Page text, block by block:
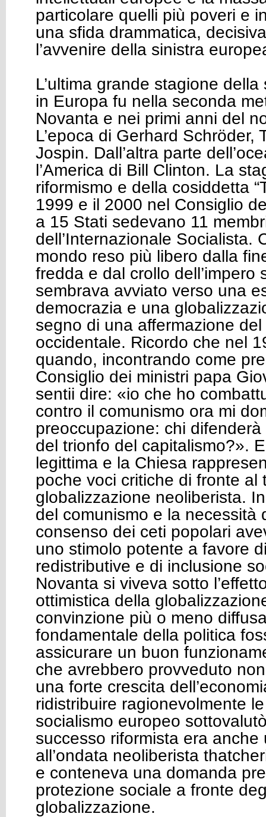
particolare quelli più poveri e
una sfida drammatica,
l’avvenire della sinistra
L’ultima grande stagione
in Europa fu nella seconda
Novanta e nei primi anni del
L’epoca di Gerhard Schröder,
Jospin. Dall’altra parte
l’America di Bill Clinton. La
riformismo e della cosiddetta
1999 e il 2000 nel Consiglio
a 15 Stati sedevano 11
dell’Internazionale Socialista.
mondo reso più libero dalla
fredda e dal crollo dell’impero
sembrava avviato verso una
democrazia e una
segno di una affermazione
occidentale. Ricordo che nel
quando, incontrando come
Consiglio dei ministri papa
sentii dire: «io che ho
contro il comunismo ora mi
preoccupazione: chi difenderà
del trionfo del capitalismo?».
legittima e la Chiesa
poche voci critiche di fronte al
globalizzazione neoliberista.
del comunismo e la necessità
consenso dei ceti popolari
uno stimolo potente a favore
redistributive e di inclusione
Novanta si viveva sotto
ottimistica della
convinzione più o meno
fondamentale della politica
assicurare un buon
che avrebbero provveduto
una forte crescita
ridistribuire ragionevolmente
socialismo europeo
successo riformista era anche
all’ondata neoliberista
e conteneva una domanda
protezione sociale a fronte
globalizzazione.